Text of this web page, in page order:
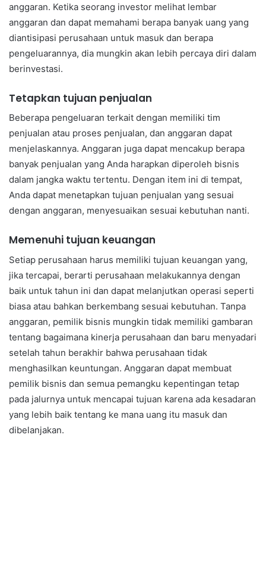
anggaran. Ketika seorang investor melihat lembar
anggaran dan dapat memahami berapa banyak uang yang
diantisipasi perusahaan untuk masuk dan berapa
pengeluarannya, dia mungkin akan lebih percaya diri dalam
berinvestasi.
Tetapkan tujuan penjualan
Beberapa pengeluaran terkait dengan memiliki tim
penjualan atau proses penjualan, dan anggaran dapat
menjelaskannya. Anggaran juga dapat mencakup berapa
banyak penjualan yang Anda harapkan diperoleh bisnis
dalam jangka waktu tertentu. Dengan item ini di tempat,
Anda dapat menetapkan tujuan penjualan yang sesuai
dengan anggaran, menyesuaikan sesuai kebutuhan nanti.
Memenuhi tujuan keuangan
Setiap perusahaan harus memiliki tujuan keuangan yang,
jika tercapai, berarti perusahaan melakukannya dengan
baik untuk tahun ini dan dapat melanjutkan operasi seperti
biasa atau bahkan berkembang sesuai kebutuhan. Tanpa
anggaran, pemilik bisnis mungkin tidak memiliki gambaran
tentang bagaimana kinerja perusahaan dan baru menyadari
setelah tahun berakhir bahwa perusahaan tidak
menghasilkan keuntungan. Anggaran dapat membuat
pemilik bisnis dan semua pemangku kepentingan tetap
pada jalurnya untuk mencapai tujuan karena ada kesadaran
yang lebih baik tentang ke mana uang itu masuk dan
dibelanjakan.